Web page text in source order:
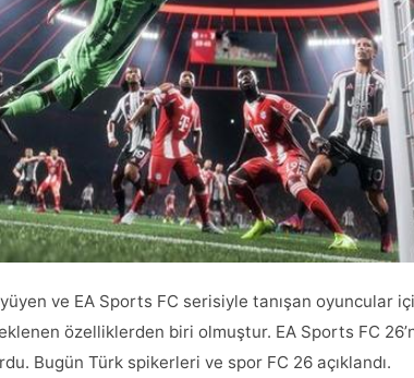
ve EA Sports FC serisiyle tanışan oyuncular
özelliklerden biri olmuştur. EA Sports FC
Bugün Türk spikerleri ve spor FC 26 açıklandı.